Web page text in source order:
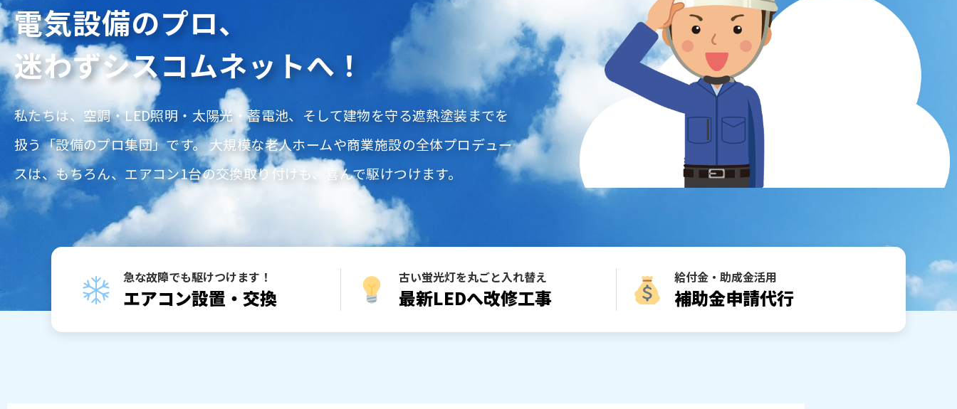
電気設備のプロ、
迷わずシスコムネットへ！
私たちは、空調・LED照明・太陽光・蓄電池、そして建物を守る遮熱塗装までを
扱う「設備のプロ集団」です。 大規模な老人ホームや商業施設の全体プロデュー
スは、もちろん、エアコン1台の交換取り付けも、喜んで駆けつけます。
急な故障でも駆けつけます！
エアコン設置・交換
古い蛍光灯を丸ごと入れ替え
最新LEDへ改修工事
給付金・助成金活用
補助金申請代行